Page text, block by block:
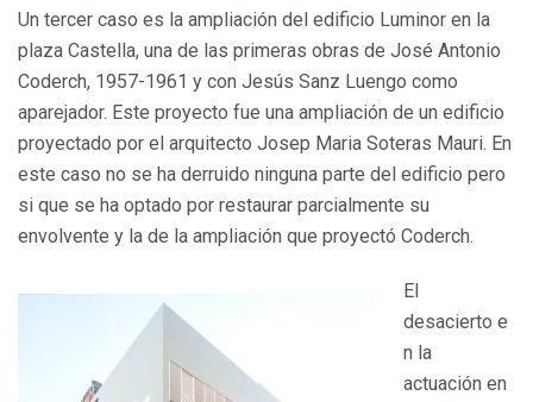
Un tercer caso es la ampliación del edificio Luminor en la
plaza Castella, una de las primeras obras de José Antonio
Coderch, 1957-1961 y con Jesús Sanz Luengo como
aparejador. Este proyecto fue una ampliación de un edificio
proyectado por el arquitecto Josep Maria Soteras Mauri. En
este caso no se ha derruido ninguna parte del edificio pero
si que se ha optado por restaurar parcialmente su
envolvente y la de la ampliación que proyectó Coderch.
El
desacierto e
n la
actuación en